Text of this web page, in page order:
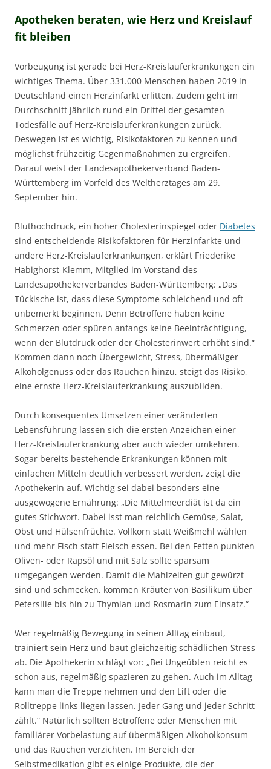
Apotheken beraten, wie Herz und Kreislauf
fit bleiben
Vorbeugung ist gerade bei Herz-Kreislauferkrankungen ein
wichtiges Thema. Über 331.000 Menschen haben 2019 in
Deutschland einen Herzinfarkt erlitten. Zudem geht im
Durchschnitt jährlich rund ein Drittel der gesamten
Todesfälle auf Herz-Kreislauferkrankungen zurück.
Deswegen ist es wichtig, Risikofaktoren zu kennen und
möglichst frühzeitig Gegenmaßnahmen zu ergreifen.
Darauf weist der Landesapothekerverband Baden-
Württemberg im Vorfeld des Weltherztages am 29.
September hin.
Bluthochdruck, ein hoher Cholesterinspiegel oder Diabetes
sind entscheidende Risikofaktoren für Herzinfarkte und
andere Herz-Kreislauferkrankungen, erklärt Friederike
Habighorst-Klemm, Mitglied im Vorstand des
Landesapothekerverbandes Baden-Württemberg: „Das
Tückische ist, dass diese Symptome schleichend und oft
unbemerkt beginnen. Denn Betroffene haben keine
Schmerzen oder spüren anfangs keine Beeinträchtigung,
wenn der Blutdruck oder der Cholesterinwert erhöht sind.“
Kommen dann noch Übergewicht, Stress, übermäßiger
Alkoholgenuss oder das Rauchen hinzu, steigt das Risiko,
eine ernste Herz-Kreislauferkrankung auszubilden.
Durch konsequentes Umsetzen einer veränderten
Lebensführung lassen sich die ersten Anzeichen einer
Herz-Kreislauferkrankung aber auch wieder umkehren.
Sogar bereits bestehende Erkrankungen können mit
einfachen Mitteln deutlich verbessert werden, zeigt die
Apothekerin auf. Wichtig sei dabei besonders eine
ausgewogene Ernährung: „Die Mittelmeerdiät ist da ein
gutes Stichwort. Dabei isst man reichlich Gemüse, Salat,
Obst und Hülsenfrüchte. Vollkorn statt Weißmehl wählen
und mehr Fisch statt Fleisch essen. Bei den Fetten punkten
Oliven- oder Rapsöl und mit Salz sollte sparsam
umgegangen werden. Damit die Mahlzeiten gut gewürzt
sind und schmecken, kommen Kräuter von Basilikum über
Petersilie bis hin zu Thymian und Rosmarin zum Einsatz.“
Wer regelmäßig Bewegung in seinen Alltag einbaut,
trainiert sein Herz und baut gleichzeitig schädlichen Stress
ab. Die Apothekerin schlägt vor: „Bei Ungeübten reicht es
schon aus, regelmäßig spazieren zu gehen. Auch im Alltag
kann man die Treppe nehmen und den Lift oder die
Rolltreppe links liegen lassen. Jeder Gang und jeder Schritt
zählt.“ Natürlich sollten Betroffene oder Menschen mit
familiärer Vorbelastung auf übermäßigen Alkoholkonsum
und das Rauchen verzichten. Im Bereich der
Selbstmedikation gibt es einige Produkte, die der